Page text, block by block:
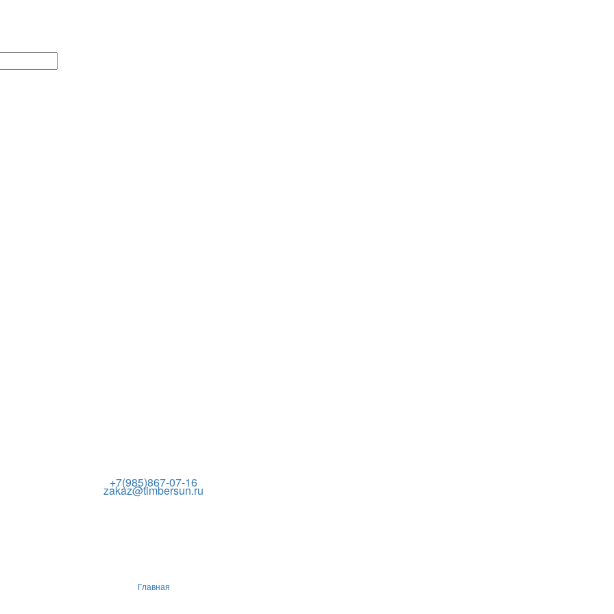
+7(985)867-07-16
zakaz@timbersun.ru
Главная